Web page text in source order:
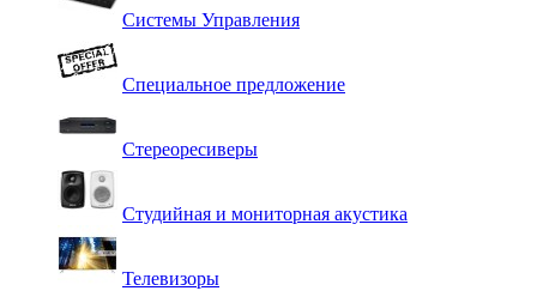
Системы Управления
Специальное предложение
Стереоресиверы
Студийная и мониторная акустика
Телевизоры